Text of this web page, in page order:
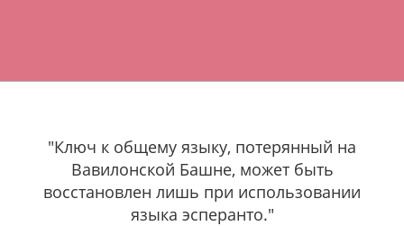
"Ключ к общему языку, потерянный на
Вавилонской Башне, может быть
восстановлен лишь при использовании
языка эсперанто."